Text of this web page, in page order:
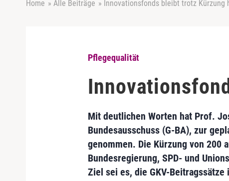
Home » Alle Beiträge » Innovationsfonds bleibt trotz Kürzung
Pflegequalität
Mit deutlichen Worten hat Prof.
Bundesausschuss (G-BA), zur
genommen. Die Kürzung von 200
Bundesregierung, SPD- und
Ziel sei es, die GKV-